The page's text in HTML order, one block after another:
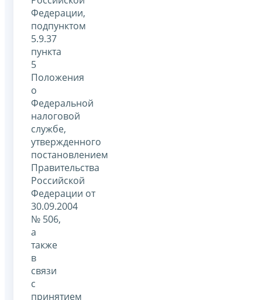
Федерации,
подпунктом
5.9.37
пункта
5
Положения
о
Федеральной
налоговой
службе,
утвержденного
постановлением
Правительства
Российской
Федерации от
30.09.2004
№ 506,
а
также
в
связи
с
принятием